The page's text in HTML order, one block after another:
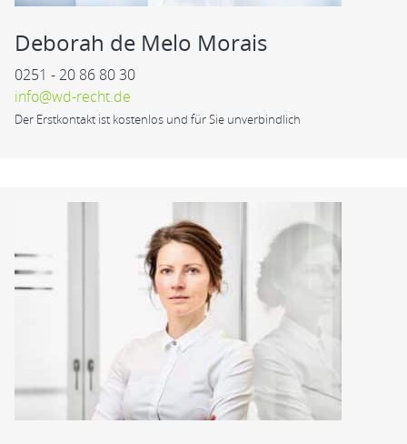
Deborah de Melo Morais
0251 - 20 86 80 30
info@wd-recht.de
Der Erstkontakt ist kostenlos und für Sie unverbindlich